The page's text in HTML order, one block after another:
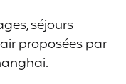
séjours
proposées par